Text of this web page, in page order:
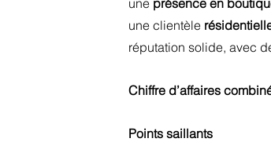
une présence en
une clientèle
réputation solide, avec
Chiffre d’affaires
Points saillants